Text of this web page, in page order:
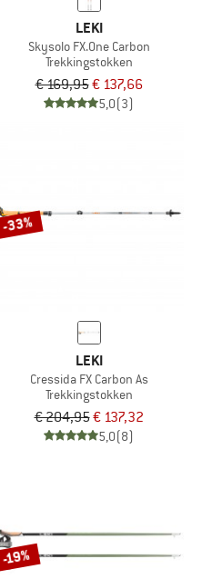
LEKI
Skysolo FX.One Carbon
Trekkingstokken
€ 169,95€ 137,66
5,0(3)
-33%
LEKI
Cressida FX Carbon As
Trekkingstokken
€ 204,95€ 137,32
5,0(8)
-19%